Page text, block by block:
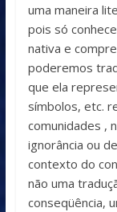
uma maneira
pois só
nativa e
poderemos
que ela
símbolos, etc.
comunidades ,
ignorância ou
contexto do
não uma
conseqüência,